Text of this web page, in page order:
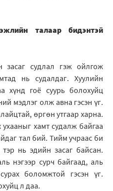
талаар бидэнтэй
судлал гэж ойлгож
нь судалдаг. Хуулийн
хүнд гоё суурь болохуйц
мэдлэг олж авна гэсэн үг.
өргөн утгаар харна.
хамт судалж байгаа
тал бий. Тийм учраас би
нь эдийн засаг байсан.
нэгээр сурч байгаад, аль
боломжтой гэсэн үг.
л даа.